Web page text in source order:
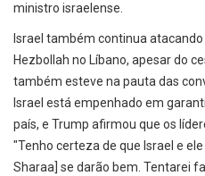
ministro israelense.
Israel também continua
Hezbollah no Líbano, apesar do
também esteve na pauta das
Israel está empenhado em
país, e Trump afirmou que os
"Tenho certeza de que Israel e
Sharaa] se darão bem. Tentarei